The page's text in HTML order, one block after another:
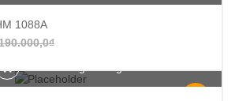
1088A
₫